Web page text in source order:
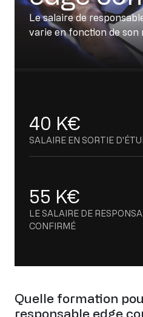
Le salaire de
varie en fonction de son
40 K€
SALAIRE EN SORTIE
55 K€
LE SALAIRE DE
CONFIRMÉ
Quelle formation
responsable edge